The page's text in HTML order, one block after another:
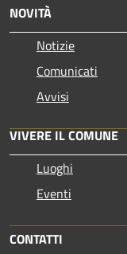
NOVITÀ
Notizie
Comunicati
Avvisi
VIVERE IL COMUNE
Luoghi
Eventi
CONTATTI